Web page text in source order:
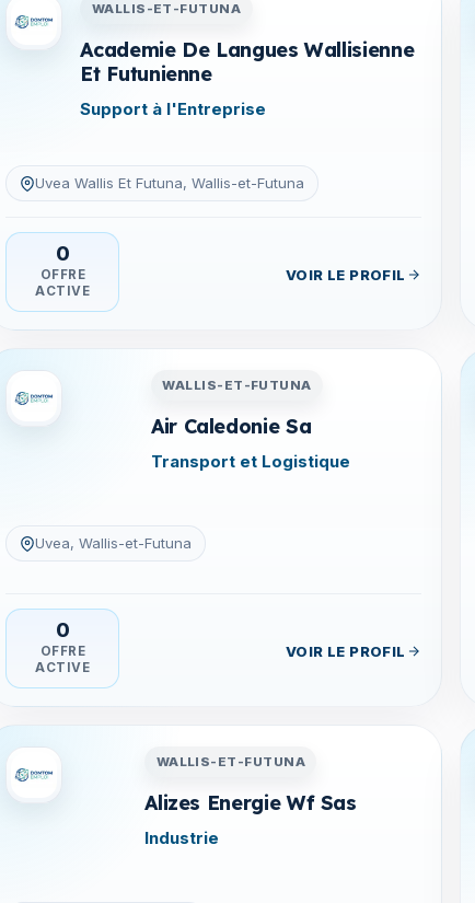
WALLIS-ET-FUTUNA
Academie De Langues Wallisienne
Et Futunienne
Support à l'Entreprise
Uvea Wallis Et Futuna, Wallis-et-Futuna
0
OFFRE
ACTIVE
VOIR LE PROFIL
WALLIS-ET-FUTUNA
Air Caledonie Sa
Transport et Logistique
Uvea, Wallis-et-Futuna
0
OFFRE
ACTIVE
VOIR LE PROFIL
Entreprises en Wallis-et-Futuna
WALLIS-ET-FUTUNA
Alizes Energie Wf Sas
Industrie
Entreprises en Wallis-et-Futuna